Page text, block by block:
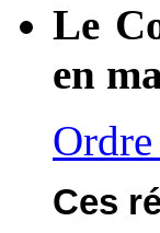
Le
en
Ces